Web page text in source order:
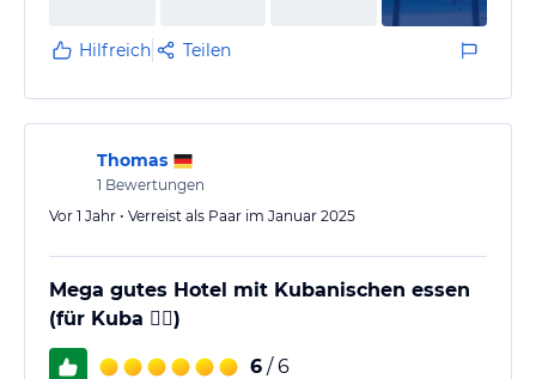
Hilfreich Teilen
Thomas
1 Bewertungen
Vor 1 Jahr • Verreist als Paar im Januar 2025
Mega gutes Hotel mit Kubanischen essen
(für Kuba 👍🏻)
6 / 6